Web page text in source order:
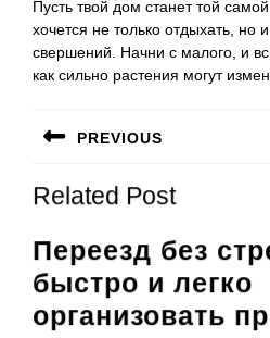
Пусть твой дом станет той
хочется не только отдыхать, но
свершений. Начни с малого, и
как сильно растения могут
по
записям
PREVIOUS
запись:
Related Post
Переезд без
быстро и легко
организовать